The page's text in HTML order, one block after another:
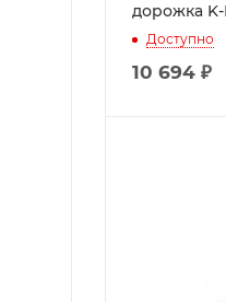
дорожка K-
Доступно
10 694 ₽